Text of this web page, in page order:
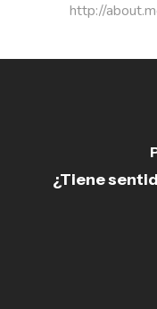
http://
¿Tiene